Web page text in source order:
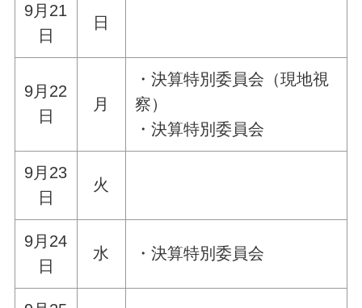
9月21
日
日
9月22
日
月
・決算特別委員会（現地視
察）
・決算特別委員会
9月23
日
火
9月24
日
水 ・決算特別委員会